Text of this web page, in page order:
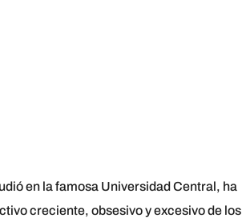
en la famosa Universidad Central, ha
creciente, obsesivo y excesivo de los